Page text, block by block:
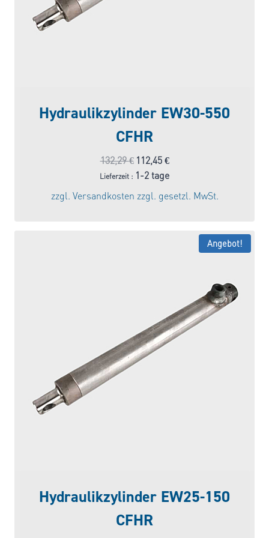
Hydraulikzylinder EW30-550
CFHR
132,29€ Ursprünglicher
Preis
war:
132,29 €
112,45 €Aktueller
Preis
Lieferzeit : 1-2 tage
zzgl. Versandkosten zzgl. gesetzl. MwSt.
Angebot!
Hydraulikzylinder EW25-150
CFHR